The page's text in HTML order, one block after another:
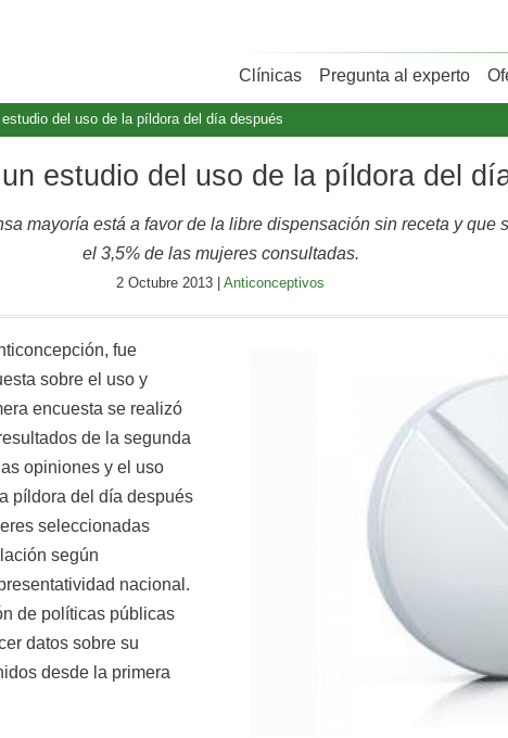
Clínicas Pregunta al experto
del uso de la píldora del día después
estudio del uso de la píldora del
mayoría está a favor de la libre dispensación sin receta y que
el 3,5% de las mujeres consultadas.
2 Octubre 2013 | Anticonceptivos
fue
sobre el uso y
encuesta se realizó
de la segunda
opiniones y el uso
píldora del día después
seleccionadas
según
nacional.
de políticas públicas
datos sobre su
desde la primera